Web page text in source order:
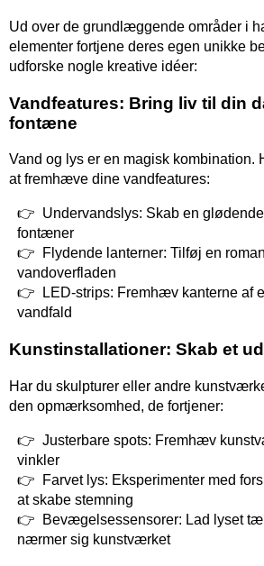
Ud over de grundlæggende områder i
elementer fortjene deres egen unikke
udforske nogle kreative idéer:
Vandfeatures: Bring liv til din
fontæne
Vand og lys er en magisk kombination.
at fremhæve dine vandfeatures:
Undervandslys: Skab en
fontæner
Flydende lanterner: Tilføj en
vandoverfladen
LED-strips: Fremhæv kanterne af
vandfald
Kunstinstallationer: Skab et
Har du skulpturer eller andre
den opmærksomhed, de fortjener:
Justerbare spots: Fremhæv
vinkler
Farvet lys: Eksperimenter med
at skabe stemning
Bevægelsessensorer: Lad lyset
nærmer sig kunstværket